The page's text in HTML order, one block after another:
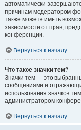
автоматически
причинам модератором
также можете иметь
зависимости от прав,
конференции.
Вернуться к началу
Что такое значки тем?
Значки тем — это
сообщениями и
использования значков
администратором
Вернуться к началу